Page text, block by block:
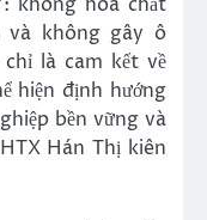
và không gây ô
là cam kết về
hiện định hướng
bền vững và
Hán Thị kiên